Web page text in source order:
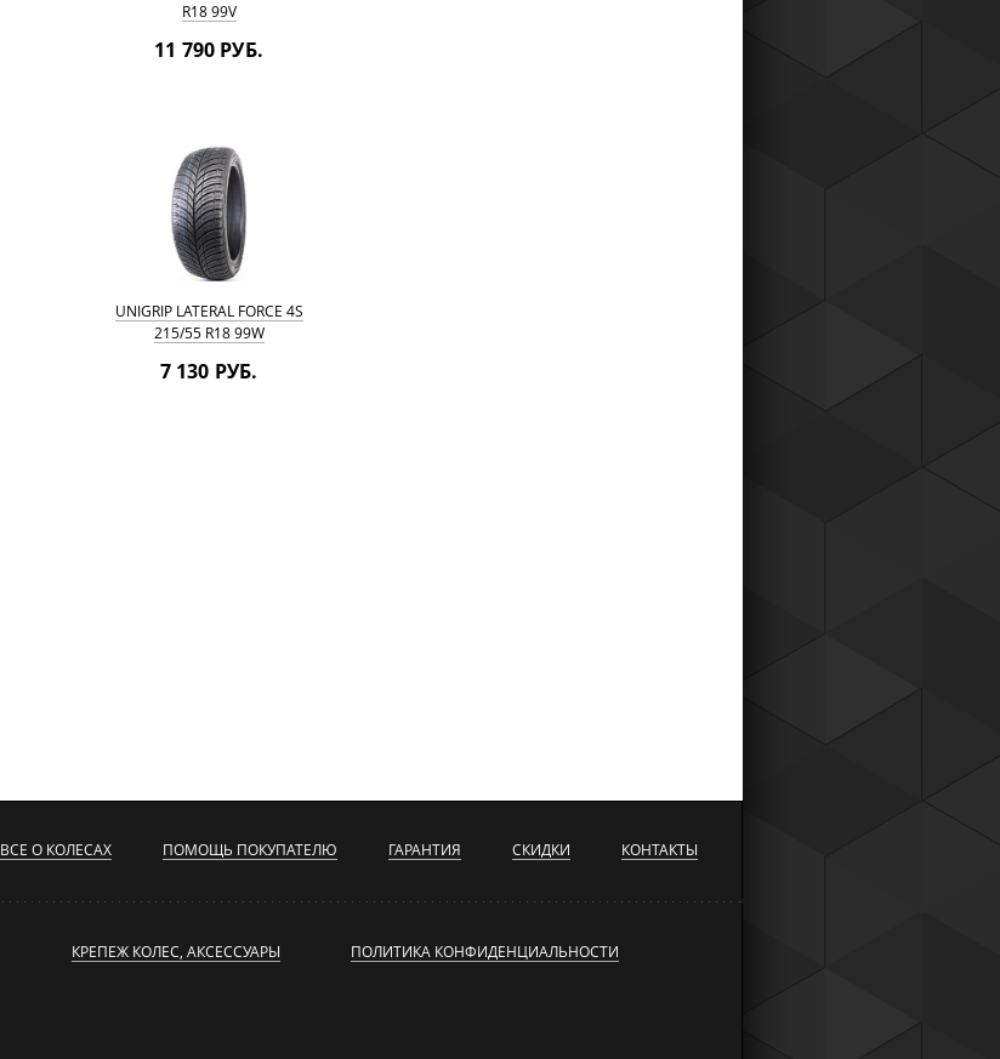
R18 99V
11 790 РУБ.
UNIGRIP LATERAL FORCE 4S
215/55 R18 99W
7 130 РУБ.
ВСЕ О КОЛЕСАХ ПОМОЩЬ ПОКУПАТЕЛЮ ГАРАНТИЯ СКИДКИ КОНТАКТЫ
КРЕПЕЖ КОЛЕС, АКСЕССУАРЫ ПОЛИТИКА КОНФИДЕНЦИАЛЬНОСТИ